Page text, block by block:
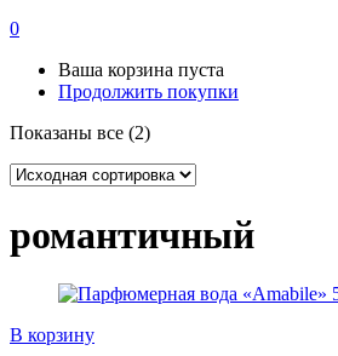
0
Ваша корзина пуста
Продолжить покупки
Показаны все (2)
романтичный
В корзину